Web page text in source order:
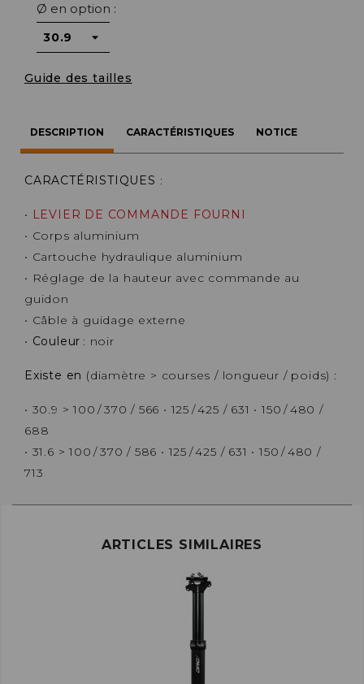
Ø en option :
Guide des tailles
DESCRIPTION CARACTÉRISTIQUES NOTICE
CARACTÉRISTIQUES :
• LEVIER DE COMMANDE FOURNI
• Corps aluminium
• Cartouche hydraulique aluminium
• Réglage de la hauteur avec commande au
guidon
• Câble à guidage externe
• Couleur : noir
Existe en (diamètre > courses / longueur / poids) :
• 30.9 > 100 / 370 / 566 • 125 / 425 / 631 • 150 / 480 /
688
• 31.6 > 100 / 370 / 586 • 125 / 425 / 631 • 150 / 480 /
713
ARTICLES SIMILAIRES